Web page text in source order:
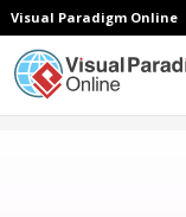
Visual Paradigm Online